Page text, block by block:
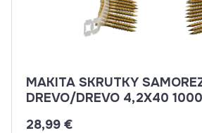
MAKITA SKRUTKY
DREVO/DREVO 4,2X40
28,99 €